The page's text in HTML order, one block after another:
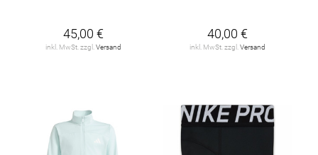
45,00 €
inkl. MwSt. zzgl.Versand
40,00 €
inkl. MwSt. zzgl.Versand